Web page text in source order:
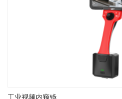
工业视频内窥镜